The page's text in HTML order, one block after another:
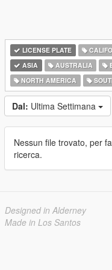
LICENSE PLATE
ASIA
AUSTRALIA
NORTH AMERICA
Dal: Ultima Settimana
Nessun file trovato, per
ricerca.
Designed in Alderney
Made in Los Santos